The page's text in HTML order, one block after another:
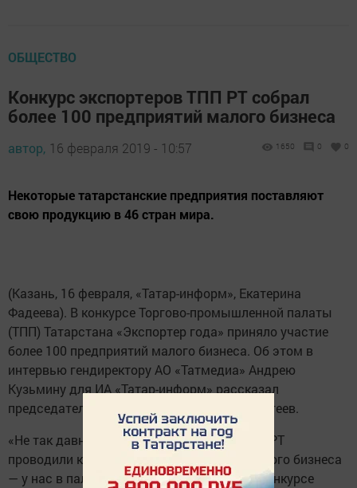
ОБЩЕСТВО
Конкурс экспортеров ТПП РТ собрал
более 100 предприятий малого бизнеса
автор, 16 февраля 2019 - 10:57 1650 0 0
Некоторые татарстанские предприятия поставляют
свою продукцию в 46 стран мира.
(Казань, 16 февраля, «Татар-информ», Екатерина
Фадеева). В конкурсе Торгово-промышленной палаты
(ТПП) Татарстана «Экспортер года» приняло участие
более 100 предприятий малого бизнеса. Об этом в
интервью гендиректору АО «Татмедиа» Андрею
Кузьмину для ИА «Татар-информ» рассказал
председатель правления ТПП РТ Шамиль Агеев.
«Не так давно мы вместе с Минэкономики РТ
проводили конкурс экспортеров среди малого бизнеса
— у нас в палате был полный зал. В этом конкурсе